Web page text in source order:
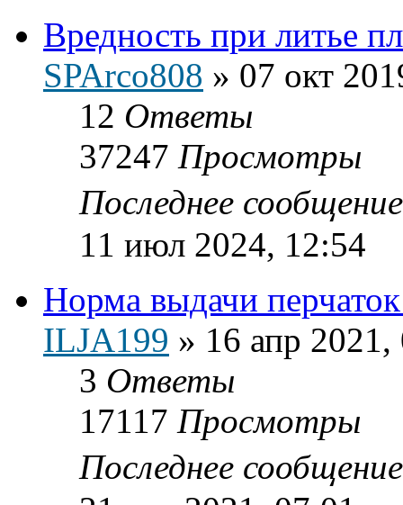
Вредность при литье
SPArco808 » 07 окт
12 Ответы
37247 Просмотры
Последнее
11 июл 2024, 12:54
Норма выдачи
ILJA199 » 16 апр 2021,
3 Ответы
17117 Просмотры
Последнее